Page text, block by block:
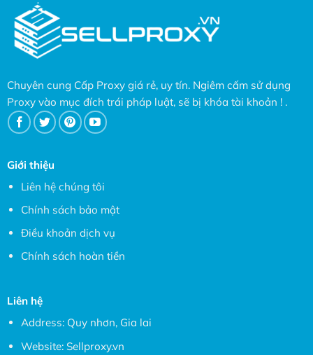
Chuyên cung Cấp Proxy giá rẻ, uy tín. Ngiêm cấm sử dụng
Proxy vào mục đích trái pháp luật, sẽ bị khóa tài khoản ! .
Giới thiệu
Liên hệ chúng tôi
Chính sách bảo mật
Điều khoản dịch vụ
Chính sách hoàn tiền
Liên hệ
Address: Quy nhơn, Gia lai
Website: Sellproxy.vn